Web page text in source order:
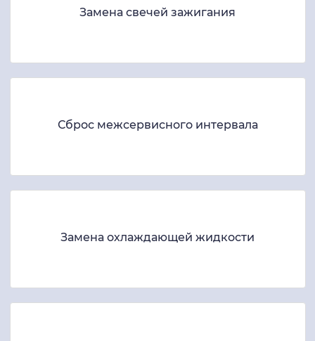
Замена свечей зажигания
Сброс межсервисного интервала
Замена охлаждающей жидкости